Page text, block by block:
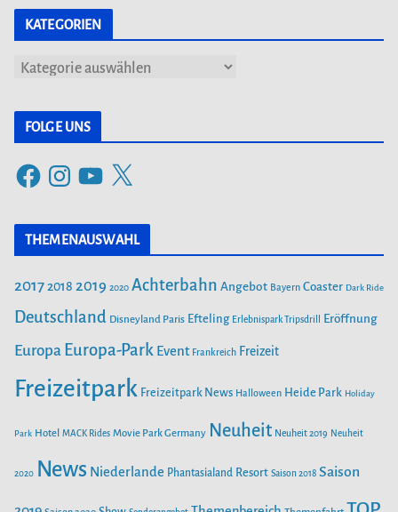
KATEGORIEN
K
g
e
n
FOLGE UNS
F
c
o
o
s
t
g
r
m
Y
u
T
b
e
X
THEMENAUSWAHL
20172018 2019 2020 Achterbahn Angebot Bayern Coaster Dark Ride
Deutschland Disneyland Paris Efteling Erlebnispark Tripsdrill Eröffnung
Europa Europa-Park Event Frankreich Freizeit
Freizeitpark Freizeitpark News Halloween Heide Park Holiday
Park Hotel MACK Rides Movie Park Germany Neuheit Neuheit 2019 Neuheit
2020 News Niederlande Phantasialand Resort Saison 2018 Saison